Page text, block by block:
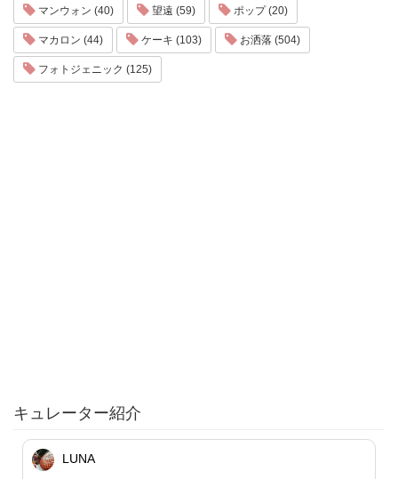
マンウォン (40) 望遠 (59) ポップ (20)
マカロン (44) ケーキ (103) お洒落 (504)
フォトジェニック (125)
キュレーター紹介
LUNA